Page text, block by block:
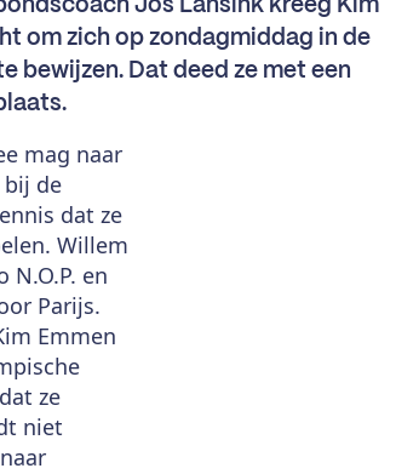
Jos Lansink kreeg Kim
om zich op zondagmiddag in de
bewijzen. Dat deed ze met een
mag naar
bij de
dat ze
Willem
N.O.P. en
Parijs.
Emmen
ze
niet